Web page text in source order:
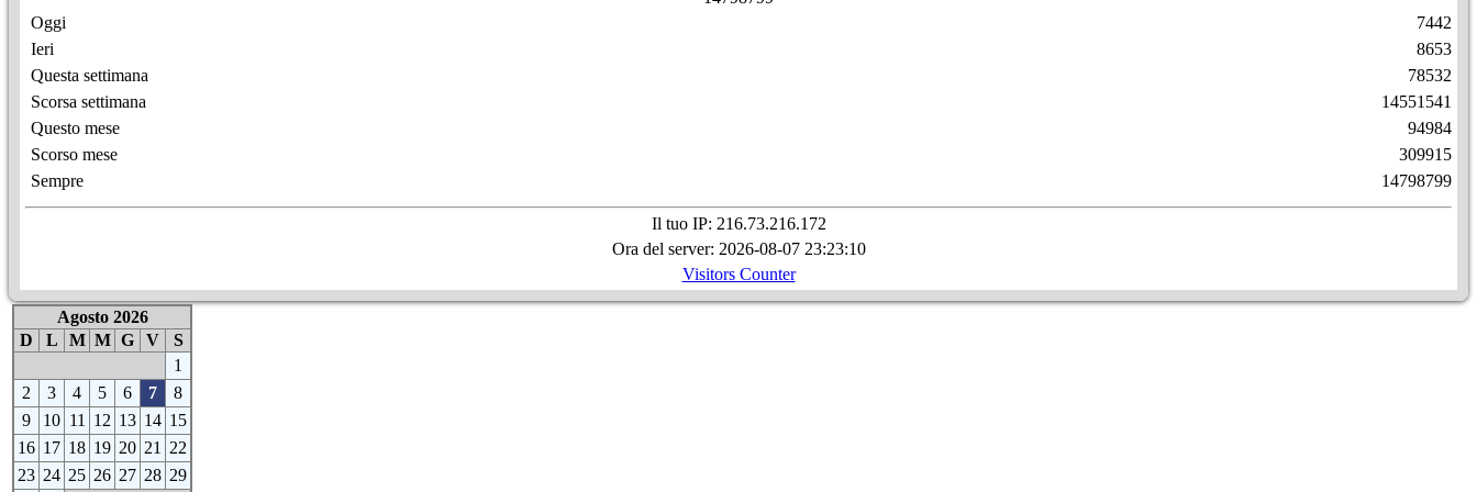
Oggi
Ieri
Questa settimana
Scorsa settimana
Questo mese
Scorso mese
Sempre
7442
8653
78532
14551541
94984
309915
14798799
Il tuo IP: 216.73.216.172
Ora del server: 2026-08-07 23:23:10
Visitors Counter
Agosto 2026
D
L M M G V
S
1
2
3 4 5 6 7
8
9
10 11 12 13 14 15
16 17 18 19 20 21
22
23 24 25 26 27 28 29